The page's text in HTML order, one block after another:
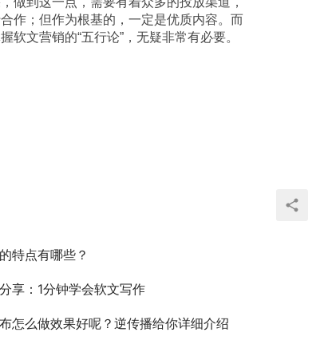
作；但作为根基的，一定是优质内容。而
文营销的“五行论”，无疑非常有必要。​
特点有哪些？
享：1分钟学会软文写作
怎么做效果好呢？逆传播给你详细介绍